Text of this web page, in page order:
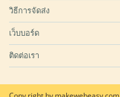
วิธีการจัดส่ง
เว็บบอร์ด
ติดต่อเรา